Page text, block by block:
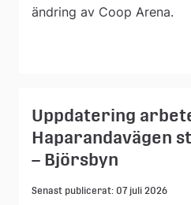
ändring av Coop Arena.
Uppdatering
Haparandavägen
– Björsbyn
Senast publicerat: 07 juli 2026